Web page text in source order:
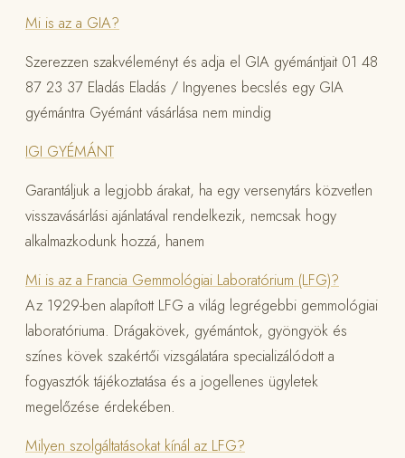
Mi is az a GIA?
Szerezzen szakvéleményt és adja el GIA gyémántjait 01 48
87 23 37 Eladás Eladás / Ingyenes becslés egy GIA
gyémántra Gyémánt vásárlása nem mindig
IGI GYÉMÁNT
Garantáljuk a legjobb árakat, ha egy versenytárs közvetlen
visszavásárlási ajánlatával rendelkezik, nemcsak hogy
alkalmazkodunk hozzá, hanem
Mi is az a Francia Gemmológiai Laboratórium (LFG)?
Az 1929-ben alapított LFG a világ legrégebbi gemmológiai
laboratóriuma. Drágakövek, gyémántok, gyöngyök és
színes kövek szakértői vizsgálatára specializálódott a
fogyasztók tájékoztatása és a jogellenes ügyletek
megelőzése érdekében.
Milyen szolgáltatásokat kínál az LFG?